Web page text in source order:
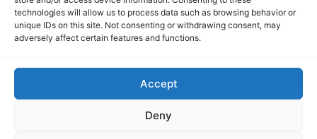
technologies will allow us to process data such as browsing behavior or
unique IDs on this site. Not consenting or withdrawing consent, may
adversely affect certain features and functions.
Accept
Deny
പാരിസ് ഒളിമ്പിക്സിൽ ഇന്ത്യയ്ക്ക് 6
മെഡലുകൾ